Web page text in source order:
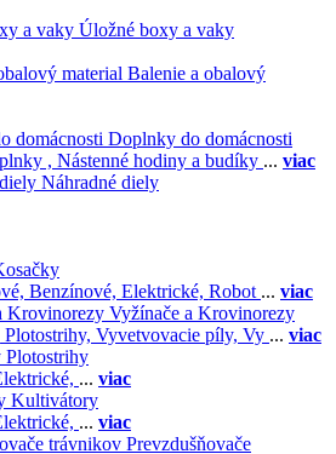
Úložné boxy a vaky
Balenie a obalový
Doplnky do domácnosti
, Nástenné hodiny a budíky ... viac
Náhradné diely
Benzínové, Elektrické, Robot ... viac
Vyžínače a Krovinorezy
Plotostrihy, Vyvetvovacie píly, Vy ... viac
Plotostrihy
... viac
Kultivátory
... viac
Prevzdušňovače